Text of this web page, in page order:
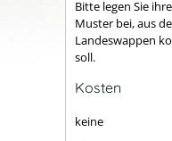
Bitte legen Sie
Muster bei, aus
Landeswappen
soll.
Kosten
keine